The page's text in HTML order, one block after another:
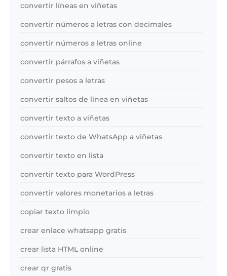
convertir líneas en viñetas
convertir números a letras con decimales
convertir números a letras online
convertir párrafos a viñetas
convertir pesos a letras
convertir saltos de línea en viñetas
convertir texto a viñetas
convertir texto de WhatsApp a viñetas
convertir texto en lista
convertir texto para WordPress
convertir valores monetarios a letras
copiar texto limpio
crear enlace whatsapp gratis
crear lista HTML online
crear qr gratis